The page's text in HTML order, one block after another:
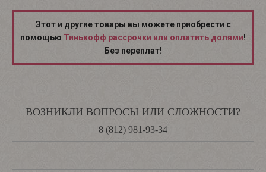
Этот и другие товары вы можете приобрести с
помощью Тинькофф рассрочки или оплатить долями!
Без переплат!
ВОЗНИКЛИ ВОПРОСЫ ИЛИ СЛОЖНОСТИ?
8 (812) 981-93-34